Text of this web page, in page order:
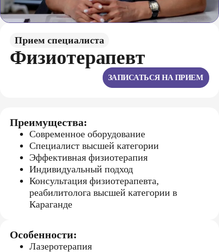
Прием специалиста
Физиoтерапевт
ЗАПИСАТЬСЯ НА ПРИЕМ
Преимущества:
Современное оборудование
Специалист высшей категории
Эффективная физиотерапия
Индивидуальный подход
Консультация физиотерапевта,
реабилитолога высшей категории в
Караганде
Особенности:
Лазеротерапия